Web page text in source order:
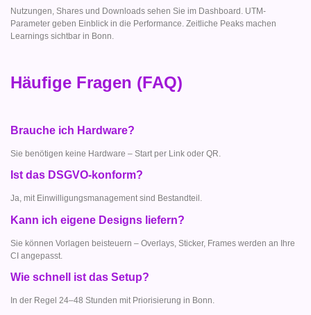
Nutzungen, Shares und Downloads sehen Sie im Dashboard. UTM-
Parameter geben Einblick in die Performance. Zeitliche Peaks machen
Learnings sichtbar in Bonn.
Häufige Fragen (FAQ)
Brauche ich Hardware?
Sie benötigen keine Hardware – Start per Link oder QR.
Ist das DSGVO-konform?
Ja, mit Einwilligungsmanagement sind Bestandteil.
Kann ich eigene Designs liefern?
Sie können Vorlagen beisteuern – Overlays, Sticker, Frames werden an Ihre
CI angepasst.
Wie schnell ist das Setup?
In der Regel 24–48 Stunden mit Priorisierung in Bonn.